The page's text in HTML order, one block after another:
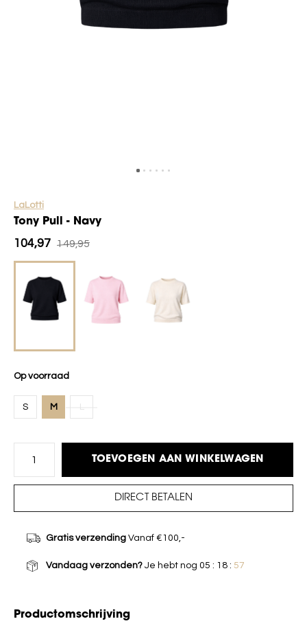
LaLotti
Tony Pull - Navy
104,97 149,95
Op voorraad
S M L
TOEVOEGEN AAN WINKELWAGEN
DIRECT BETALEN
Gratis verzendingVanaf €100,-
Vandaag verzonden?Je hebt nog 05 : 18 : 57
Productomschrijving